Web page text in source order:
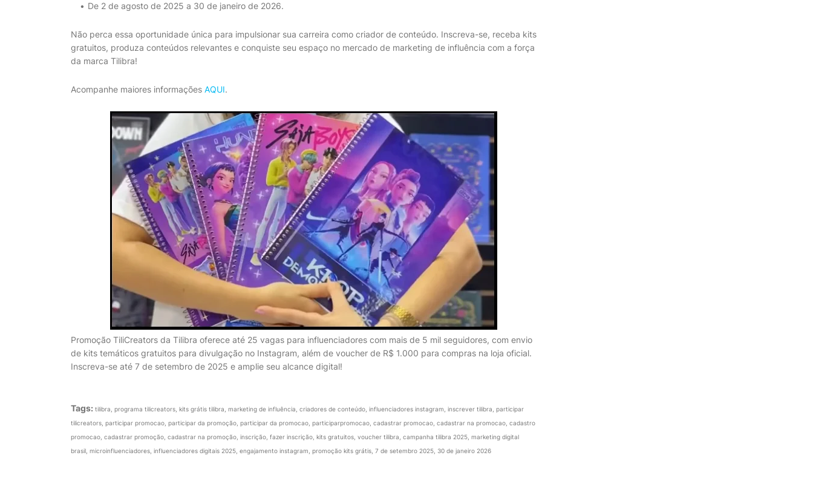
De 2 de agosto de 2025 a 30 de janeiro de 2026.
Não perca essa oportunidade única para impulsionar sua carreira como criador de conteúdo. Inscreva-se, receba kits
gratuitos, produza conteúdos relevantes e conquiste seu espaço no mercado de marketing de influência com a força
da marca Tilibra!
Acompanhe maiores informações AQUI.
Promoção TiliCreators da Tilibra oferece até 25 vagas para influenciadores com mais de 5 mil seguidores, com envio
de kits temáticos gratuitos para divulgação no Instagram, além de voucher de R$ 1.000 para compras na loja oficial.
Inscreva-se até 7 de setembro de 2025 e amplie seu alcance digital!
Tags: tilibra, programa tilicreators, kits grátis tilibra, marketing de influência, criadores de conteúdo, influenciadores instagram, inscrever tilibra, participar
tilicreators, participar promocao, participar da promoção, participar da promocao, participarpromocao, cadastrar promocao, cadastrar na promocao, cadastro
promocao, cadastrar promoção, cadastrar na promoção, inscrição, fazer inscrição, kits gratuitos, voucher tilibra, campanha tilibra 2025, marketing digital
brasil, microinfluenciadores, influenciadores digitais 2025, engajamento instagram, promoção kits grátis, 7 de setembro 2025, 30 de janeiro 2026